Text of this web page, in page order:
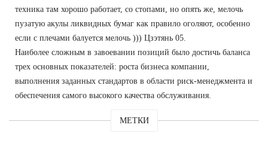
техника там хорошо работает, со стопами, но опять же, мелочь
пузатую акулы ликвидных бумаг как правило оголяют, особенно
если с плечами балуется мелочь ))) Цзэтянь 05.
Наиболее сложным в завоевании позиций было достичь баланса
трех основных показателей: роста бизнеса компании,
выполнения заданных стандартов в области риск-менеджмента и
обеспечения самого высокого качества обслуживания.
МЕТКИ